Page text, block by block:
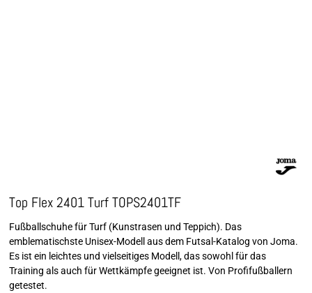
Top Flex 2401 Turf TOPS2401TF
Fußballschuhe für Turf (Kunstrasen und Teppich). Das
emblematischste Unisex-Modell aus dem Futsal-Katalog von Joma.
Es ist ein leichtes und vielseitiges Modell, das sowohl für das
Training als auch für Wettkämpfe geeignet ist. Von Profifußballern
getestet.